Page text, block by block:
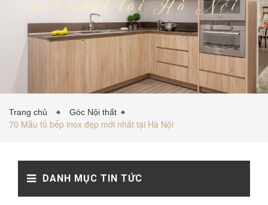
BÁO GIÁ TỦ BẾP ACRYLIC
TỦ BẾP INOX
Trang chủ Góc Nội thất
70 Mẫu tủ bếp inox đẹp mới nhất tại Hà Nội
DANH MỤC TIN TỨC